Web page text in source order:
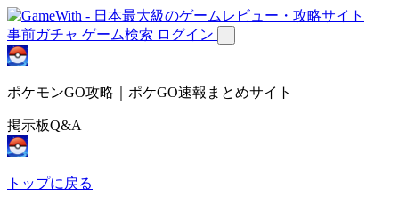
事前ガチャ ゲーム検索 ログイン
ポケモンGO攻略｜ポケGO速報まとめサイト
掲示板Q&A
トップに戻る